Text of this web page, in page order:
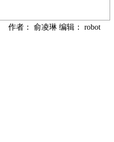
作者： 俞凌琳 编辑： robot